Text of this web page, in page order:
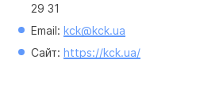
29 31
Email: kck@kck.ua
Сайт: https://kck.ua/